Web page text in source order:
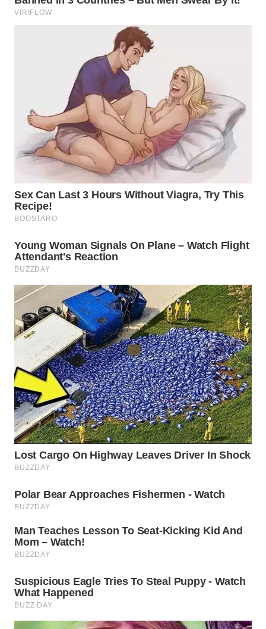
SAMOSIR
SUMEDANG
WN
CIANJUR
WN
KEPULAUAN
SERIBU
WN
TANGERANG
WN
BINJAI
WN
CIREBON
WN
INDRAMAYU
WN
KUNINGAN
WN
MAJALENGKA
WN
WN
WN
PURWAKARTA